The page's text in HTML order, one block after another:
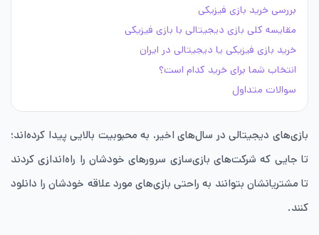
بررسی خرید بازی فیزیکی
مقایسه کلی بازی دیجیتالی با بازی فیزیکی
خرید بازی فیزیکی یا دیجیتالی در ایران
انتخاب شما برای خرید کدام است؟
سوالات متداول
بازی‌های دیجیتالی در سال‌های اخیر،‌ به محبوبیت بالایی پیدا کرده‌اند؛
تا جایی که شرکت‌های بازی‌سازی سرورهای خودشان را راه‌اندازی کردند
تا مشتریانشان بتوانند به راحتی بازی‌های مورد علاقه خودشان را دانلود
کنند.